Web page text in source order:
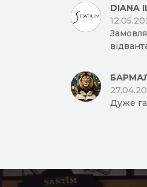
DIANA
Дуже